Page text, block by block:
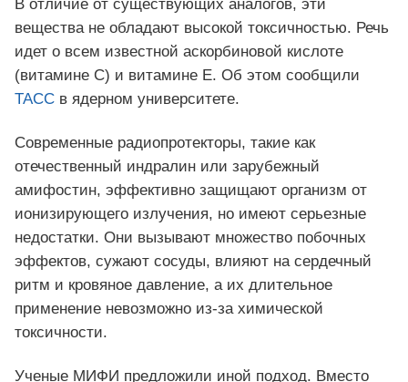
В отличие от существующих аналогов, эти
вещества не обладают высокой токсичностью. Речь
идет о всем известной аскорбиновой кислоте
(витамине С) и витамине Е. Об этом сообщили
ТАСС в ядерном университете.
Современные радиопротекторы, такие как
отечественный индралин или зарубежный
амифостин, эффективно защищают организм от
ионизирующего излучения, но имеют серьезные
недостатки. Они вызывают множество побочных
эффектов, сужают сосуды, влияют на сердечный
ритм и кровяное давление, а их длительное
применение невозможно из-за химической
токсичности.
Ученые МИФИ предложили иной подход. Вместо